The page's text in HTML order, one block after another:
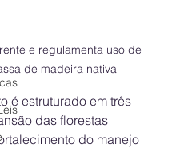
e regulamenta uso de
de madeira nativa
é estruturado em três
das florestas
do manejo